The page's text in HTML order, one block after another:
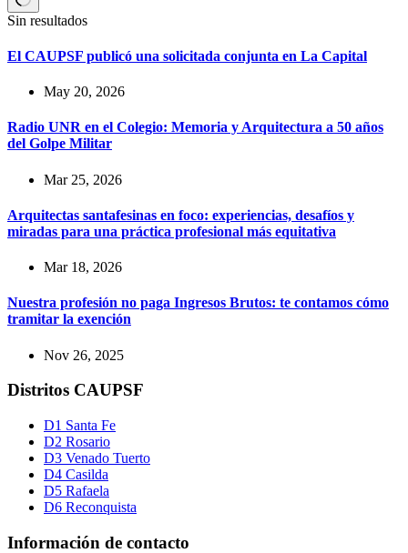
Sin resultados
El CAUPSF publicó una solicitada conjunta en La Capital
May 20, 2026
Radio UNR en el Colegio: Memoria y Arquitectura a 50 años
del Golpe Militar
Mar 25, 2026
Arquitectas santafesinas en foco: experiencias, desafíos y
miradas para una práctica profesional más equitativa
Mar 18, 2026
Nuestra profesión no paga Ingresos Brutos: te contamos cómo
tramitar la exención
Nov 26, 2025
Distritos CAUPSF
D1 Santa Fe
D2 Rosario
D3 Venado Tuerto
D4 Casilda
D5 Rafaela
D6 Reconquista
Información de contacto